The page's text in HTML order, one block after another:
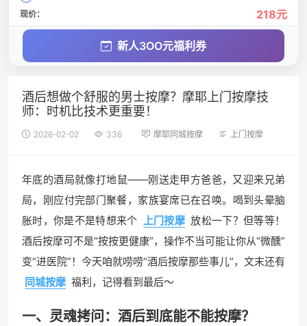
现价： 218元
新人3OO元福利券
酒后想做个舒服的男士按摩？摩耶上门按摩技
师：时机比技术更重要！
2026-02-02 336 摩耶同城按摩 上门按摩
年底的酒局就像打地鼠——刚送走甲方爸爸，又迎来兄弟
局，刚应付完部门聚餐，家族宴席已在召唤。喝到头晕脑
胀时，你是不是特想来个
上门按摩 放松一下？但等等！
酒后按摩可不是“按按更健康”，操作不当可能让你从“微醺”
变“进医院”！今天咱就唠唠“酒后按摩那些事儿”，文末还有
同城按摩 福利，记得看到最后～
一、灵魂拷问：酒后到底能不能按摩？